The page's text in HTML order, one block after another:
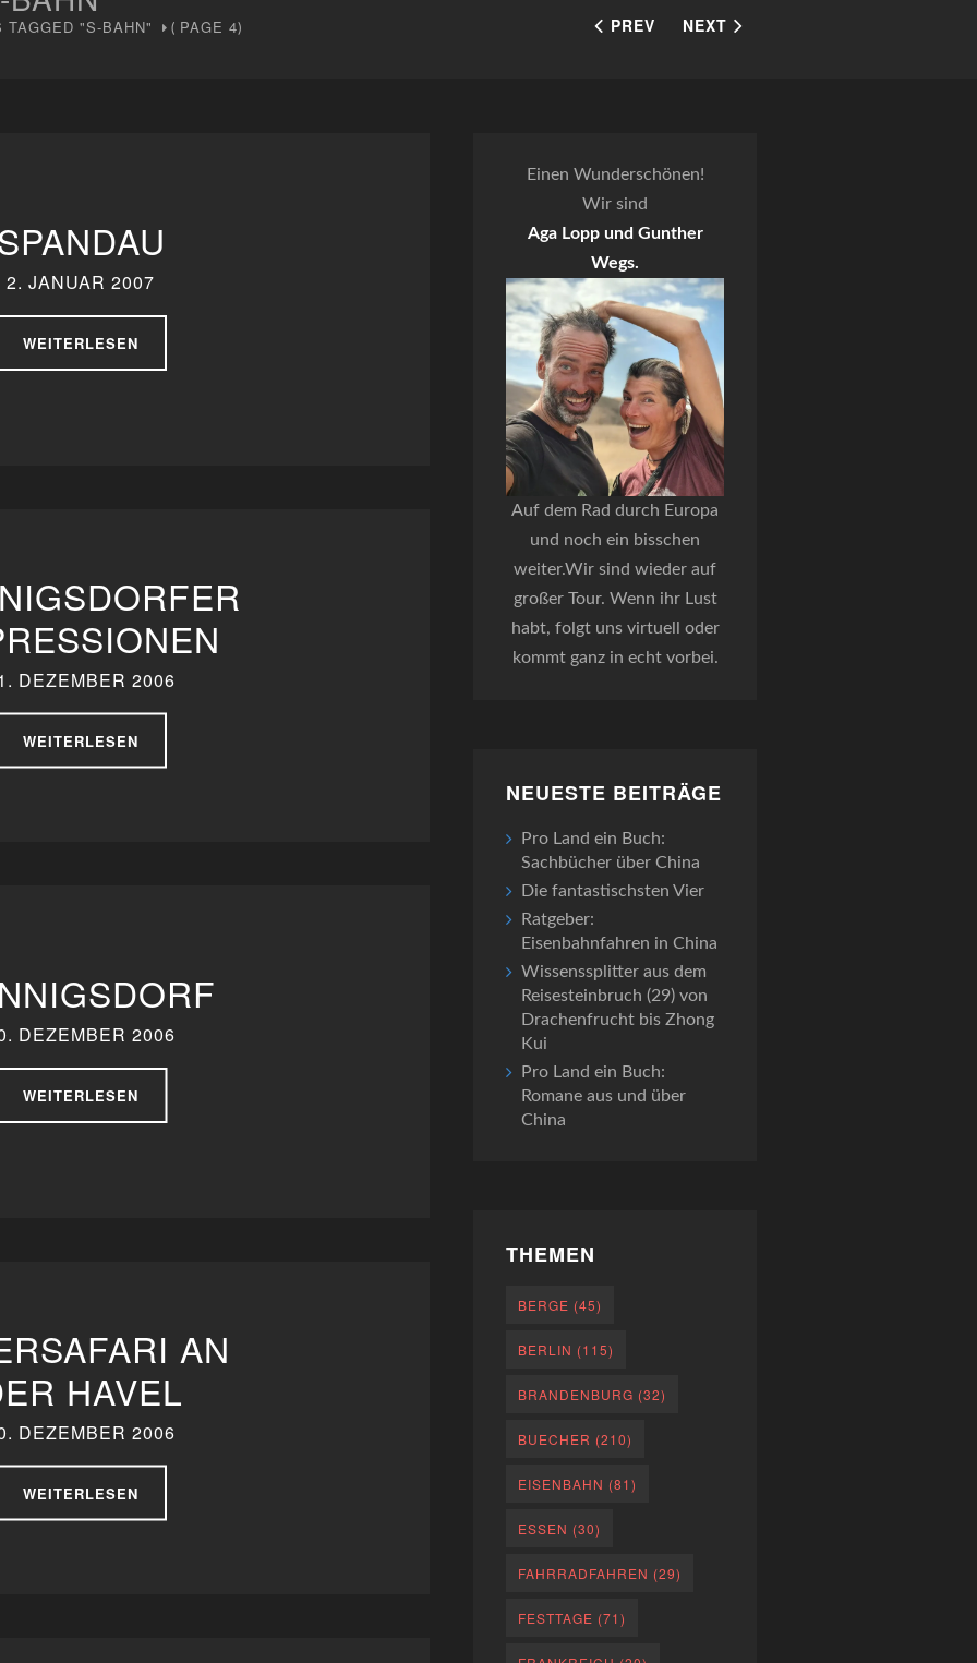
TAGGED "S-BAHN" ( PAGE 4) PREV NEXT
2. JANUAR 2007
WEITERLESEN
DEZEMBER 2006
WEITERLESEN
DEZEMBER 2006
WEITERLESEN
AN
HAVEL
DEZEMBER 2006
WEITERLESEN
Einen Wunderschönen!
Wir sind
Aga Lopp und Gunther
Wegs.
Auf dem Rad durch Europa
und noch ein bisschen
weiter.Wir sind wieder auf
großer Tour. Wenn ihr Lust
habt, folgt uns virtuell oder
kommt ganz in echt vorbei.
NEUESTE BEITRÄGE
Pro Land ein Buch:
Sachbücher über China
Die fantastischsten Vier
Ratgeber:
Eisenbahnfahren in China
Wissenssplitter aus dem
Reisesteinbruch (29) von
Drachenfrucht bis Zhong
Kui
Pro Land ein Buch:
Romane aus und über
China
THEMEN
BERGE (45)
BERLIN (115)
BRANDENBURG (32)
BUECHER (210)
EISENBAHN (81)
ESSEN (30)
FAHRRADFAHREN (29)
FESTTAGE (71)